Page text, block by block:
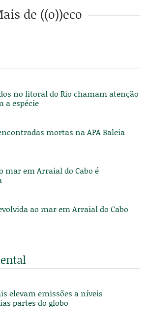
de ((o))eco
no litoral do Rio chamam atenção
a espécie
mortas na APA Baleia
mar em Arraial do Cabo é
ao mar em Arraial do Cabo
elevam emissões a níveis
partes do globo